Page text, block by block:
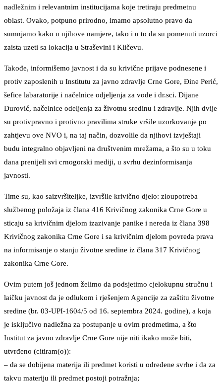
nadležnim i relevantnim institucijama koje tretiraju predmetnu
oblast. Ovako, potpuno prirodno, imamo apsolutno pravo da
sumnjamo kako u njihove namjere, tako i u to da su pomenuti uzorci
zaista uzeti sa lokacija u Straševini i Kličevu.
Takođe, informišemo javnost i da su krivične prijave podnesene i
protiv zaposlenih u Institutu za javno zdravlje Crne Gore, Đine Perić,
šefice labaratorije i načelnice odjeljenja za vode i dr.sci. Dijane
Đurović, načelnice odeljenja za životnu sredinu i zdravlje. Njih dvije
su protivpravno i protivno pravilima struke vršile uzorkovanje po
zahtjevu ove NVO i, na taj način, dozvolile da njihovi izvještaji
budu integralno objavljeni na društvenim mrežama, a što su u toku
dana prenijeli svi crnogorski mediji, u svrhu dezinformisanja
javnosti.
Time su, kao saizvršiteljke, izvršile krivično djelo: zloupotreba
službenog položaja iz člana 416 Krivičnog zakonika Crne Gore u
sticaju sa krivičnim djelom izazivanje panike i nereda iz člana 398
Krivičnog zakonika Crne Gore i sa krivičnim djelom povreda prava
na informisanje o stanju životne sredine iz člana 317 Krivičnog
zakonika Crne Gore.
Ovim putem još jednom želimo da podsjetimo cjelokupnu stručnu i
laičku javnost da je odlukom i rješenjem Agencije za zaštitu životne
sredine (br. 03-UPI-1604/5 od 16. septembra 2024. godine), a koja
je isključivo nadležna za postupanje u ovim predmetima, a što
Institut za javno zdravlje Crne Gore nije niti ikako može biti,
utvrđeno (citiram(o)):
– da se dobijena materija ili predmet koristi u određene svrhe i da za
takvu materiju ili predmet postoji potražnja;